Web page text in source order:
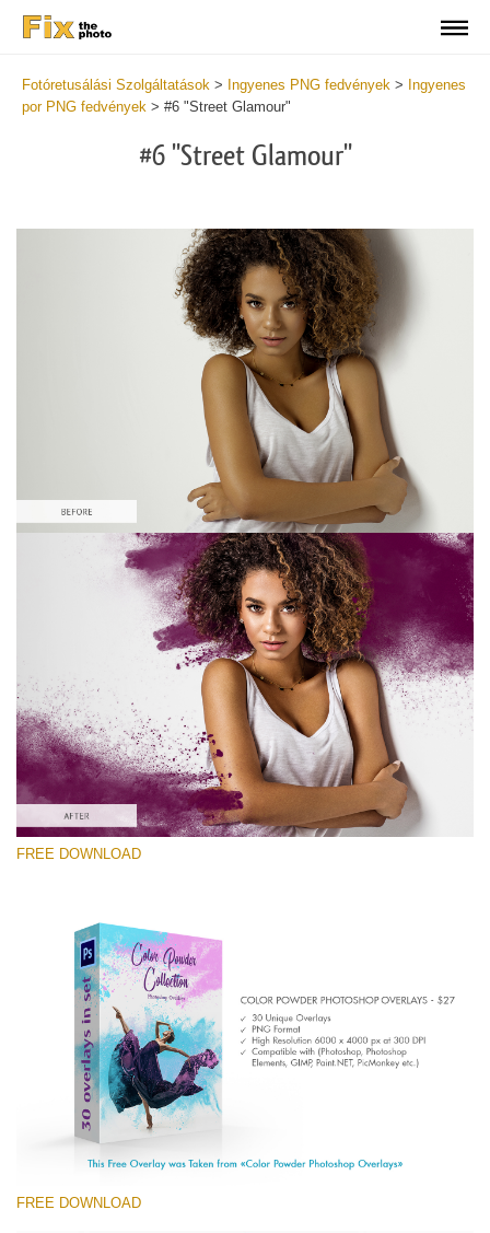
Fotóretusálási Szolgáltatások > Ingyenes PNG fedvények > Ingyenes
por PNG fedvények > #6 "Street Glamour"
#6 "Street Glamour"
Kérlek, válassz
Free PNG Overlay #6
Small 800*533px
Color Powder
(30 Overlays)
Large 6000*4000px
Large 6000*4000px
Entire Collection
(1783 Overlays)
Large 6000*4000px
Ingyenes letöltés
FREE DOWNLOAD
FREE DOWNLOAD